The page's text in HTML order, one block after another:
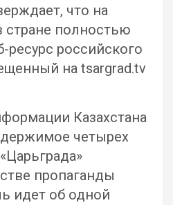
что на
полностью
ресурс российского
на tsargrad.tv
Казахстана
четырех
пропаганды
идет об одной